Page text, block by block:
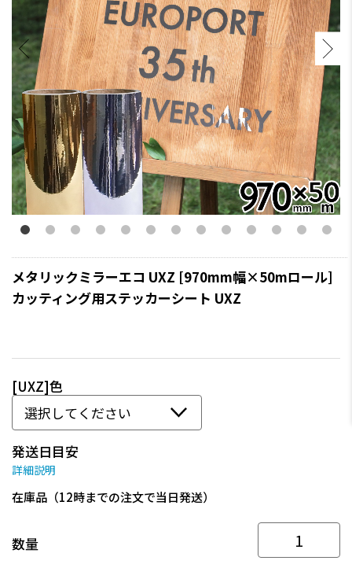
メタリックミラーエコ UXZ [970mm幅×50mロール]
カッティング用ステッカーシート UXZ
[UXZ]色
発送日目安
詳細説明
在庫品（12時までの注文で当日発送）
数量